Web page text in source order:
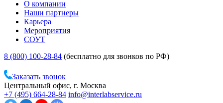
О компании
Наши партнеры
Карьера
Мероприятия
СОУТ
8 (800) 100-28-84 (бесплатно для звонков по РФ)
Заказать звонок
Центральный офис, г. Москва
+7 (495) 664-28-84 info@interlabservice.ru